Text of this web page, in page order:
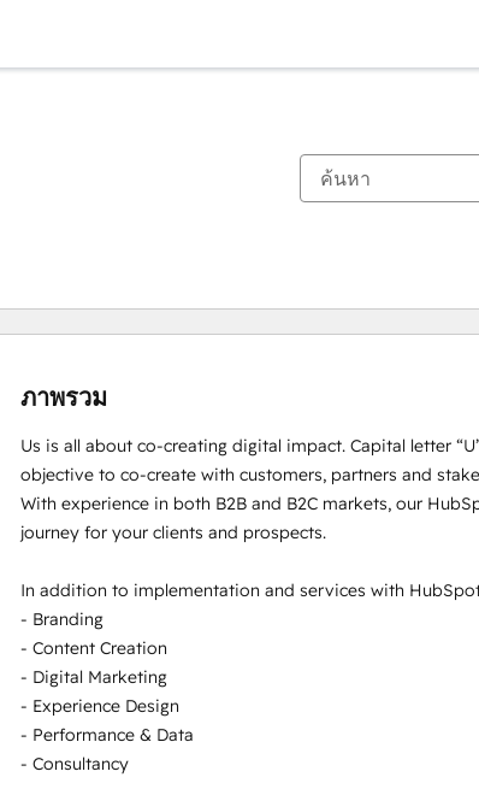
ภาพรวม
Us is all about co-creating digital impact. Capital letter
objective to co-create with customers, partners and
With experience in both B2B and B2C markets, our
journey for your clients and prospects.
In addition to implementation and services with
- Branding
- Content Creation
- Digital Marketing
- Experience Design
- Performance & Data
- Consultancy